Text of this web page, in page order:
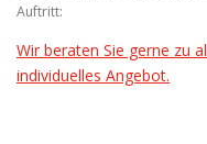
Auftritt:
Wir beraten Sie gerne zu
individuelles Angebot.